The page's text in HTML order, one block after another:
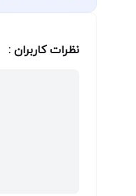
نظرات کاربران :